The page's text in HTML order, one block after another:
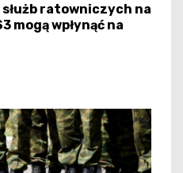
ratowniczych na
mogą wpłynąć na